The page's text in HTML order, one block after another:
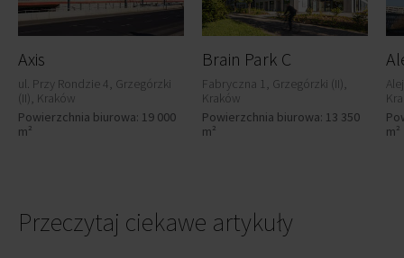
Axis
ul. Przy Rondzie 4, Grzegórzki
(II), Kraków
Powierzchnia biurowa: 19 000
m²
Brain Park C
Fabryczna 1, Grzegórzki (II),
Kraków
Powierzchnia biurowa: 13 350
m²
m²
Przeczytaj ciekawe artykuły